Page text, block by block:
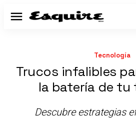
Menú
Tecnología
Trucos infalibles
la batería de tu
Descubre estrategias